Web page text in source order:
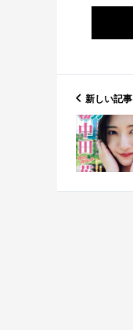
新しい記事